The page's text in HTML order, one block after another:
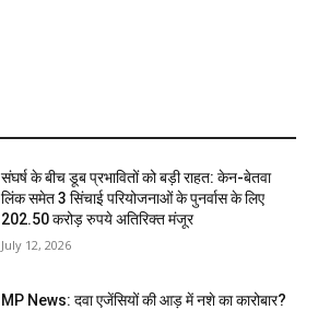
संघर्ष के बीच डूब प्रभावितों को बड़ी राहत: केन-बेतवा
लिंक समेत 3 सिंचाई परियोजनाओं के पुनर्वास के लिए
202.50 करोड़ रुपये अतिरिक्त मंजूर
July 12, 2026
MP News: दवा एजेंसियों की आड़ में नशे का कारोबार?